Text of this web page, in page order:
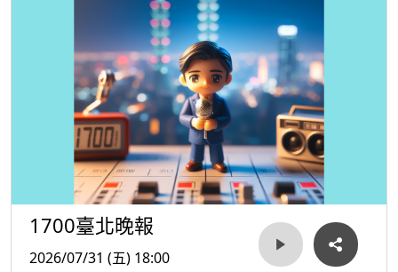
1700臺北晚報
2026/07/31 (五) 18:00